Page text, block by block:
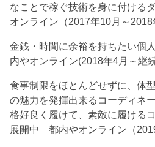
なことで稼ぐ技術を身に付ける
オンライン（2017年10月～2018
金銭・時間に余裕を持ちたい個
内やオンライン(2018年4月～継
食事制限をほとんどせずに、体
の魅力を発揮出来るコーディネ
格好良く履けて、素敵に履ける
展開中 都内やオンライン（